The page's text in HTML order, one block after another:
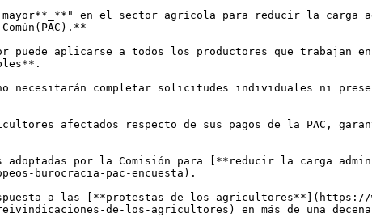
mayor**_**" en el sector agrícola para reducir la
puede aplicarse a todos los productores que trabajan en
completar solicitudes individuales ni
afectados respecto de sus pagos de la PAC,
adoptadas por la Comisión para [**reducir la carga
burocracia-pac-encuesta).
a las [**protestas de los
de-los-agricultores) en más de una